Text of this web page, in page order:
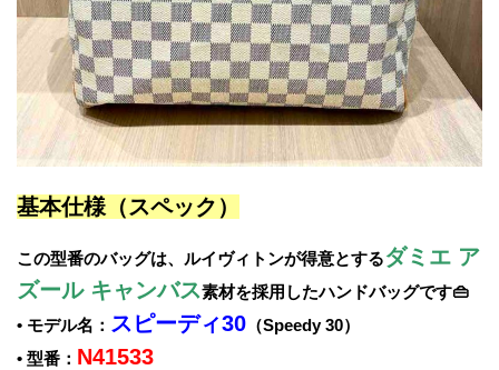
基本仕様（スペック）
この型番のバッグは、ルイヴィトンが得意とするダミエ ア
ズール キャンバス素材を採用したハンドバッグです👜
• モデル名： スピーディ30 （Speedy 30）
• 型番： N41533